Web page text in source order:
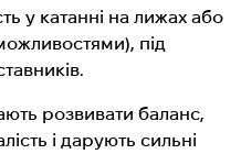
у катанні на лижах або
під
розвивати баланс,
і дарують сильні